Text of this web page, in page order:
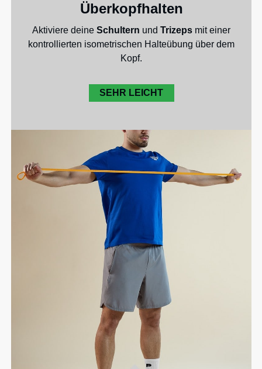
Überkopfhalten
Aktiviere deineSchultern undTrizeps mit einer
kontrollierten isometrischen Halteübung über dem
Kopf.
SEHR LEICHT